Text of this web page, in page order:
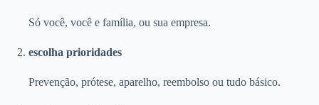
Só você, você e família, ou sua empresa.
escolha prioridades
Prevenção, prótese, aparelho, reembolso ou tudo básico.